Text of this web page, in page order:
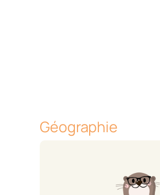
Géographie